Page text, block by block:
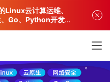
Linux云计算运维、
Go、Python开发专